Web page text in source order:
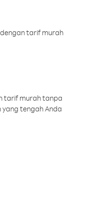
tarif murah
tarif murah tanpa
tengah Anda